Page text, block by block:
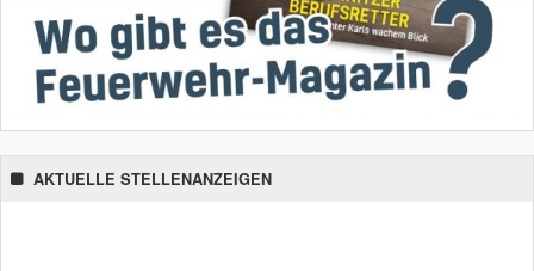
AKTUELLE STELLENANZEIGEN